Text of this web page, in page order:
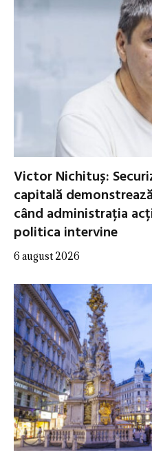
Victor Nichituș:
capitală
când administrația
politica intervine
6 august 2026